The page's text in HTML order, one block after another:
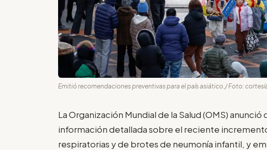
Emitió recomendaciones preventivas para el país asiático./ Foto:
La Organización Mundial de la Salud (OMS)
información detallada sobre el reciente
respiratorias y de brotes de neumonía infantil, y